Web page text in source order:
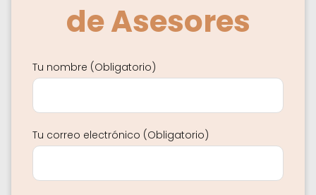
de Asesores
Tu nombre (Obligatorio)
Tu correo electrónico (Obligatorio)